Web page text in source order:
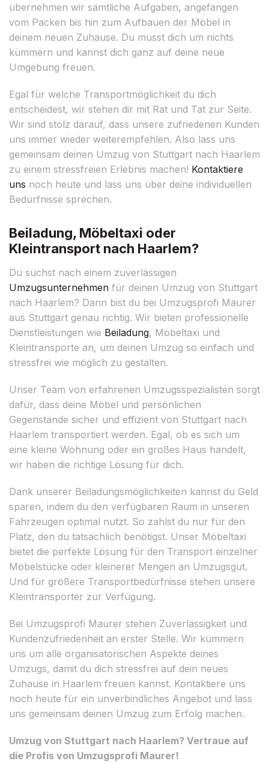
übernehmen wir sämtliche Aufgaben, angefangen
vom Packen bis hin zum Aufbauen der Möbel in
deinem neuen Zuhause. Du musst dich um nichts
kümmern und kannst dich ganz auf deine neue
Umgebung freuen.
Egal für welche Transportmöglichkeit du dich
entscheidest, wir stehen dir mit Rat und Tat zur Seite.
Wir sind stolz darauf, dass unsere zufriedenen Kunden
uns immer wieder weiterempfehlen. Also lass uns
gemeinsam deinen Umzug von Stuttgart nach Haarlem
zu einem stressfreien Erlebnis machen! Kontaktiere
uns noch heute und lass uns über deine individuellen
Bedürfnisse sprechen.
Beiladung, Möbeltaxi oder
Kleintransport nach Haarlem?
Du suchst nach einem zuverlässigen
Umzugsunternehmen für deinen Umzug von Stuttgart
nach Haarlem? Dann bist du bei Umzugsprofi Maurer
aus Stuttgart genau richtig. Wir bieten professionelle
Dienstleistungen wie Beiladung, Möbeltaxi und
Kleintransporte an, um deinen Umzug so einfach und
stressfrei wie möglich zu gestalten.
Unser Team von erfahrenen Umzugsspezialisten sorgt
dafür, dass deine Möbel und persönlichen
Gegenstände sicher und effizient von Stuttgart nach
Haarlem transportiert werden. Egal, ob es sich um
eine kleine Wohnung oder ein großes Haus handelt,
wir haben die richtige Lösung für dich.
Dank unserer Beiladungsmöglichkeiten kannst du Geld
sparen, indem du den verfügbaren Raum in unseren
Fahrzeugen optimal nutzt. So zahlst du nur für den
Platz, den du tatsächlich benötigst. Unser Möbeltaxi
bietet die perfekte Lösung für den Transport einzelner
Möbelstücke oder kleinerer Mengen an Umzugsgut.
Und für größere Transportbedürfnisse stehen unsere
Kleintransporter zur Verfügung.
Bei Umzugsprofi Maurer stehen Zuverlässigkeit und
Kundenzufriedenheit an erster Stelle. Wir kümmern
uns um alle organisatorischen Aspekte deines
Umzugs, damit du dich stressfrei auf dein neues
Zuhause in Haarlem freuen kannst. Kontaktiere uns
noch heute für ein unverbindliches Angebot und lass
uns gemeinsam deinen Umzug zum Erfolg machen.
Umzug von Stuttgart nach Haarlem? Vertraue auf
die Profis von Umzugsprofi Maurer!